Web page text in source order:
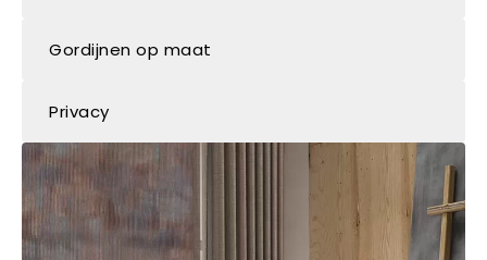
Gordijnen op maat
Privacy